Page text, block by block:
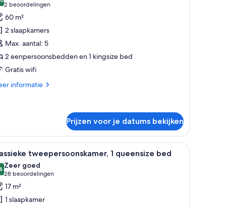
van 10
2 beoordelingen
(2
beoordelingen)
60 m²
2 slaapkamers
Max. aantal: 5
2 eenpersoonsbedden en 1 kingsize bed
Gratis wifi
informatie
Prijzen voor je datums bekijken
patroon.
met een lamp, een telefoon en een deur.Een hotelkamer met een groot bed, een
4 tweepersoonskamer, 1 queensize bed
van 10
Zeer goed
28 beoordelingen
(28
beoordelingen)
17 m²
1 slaapkamer